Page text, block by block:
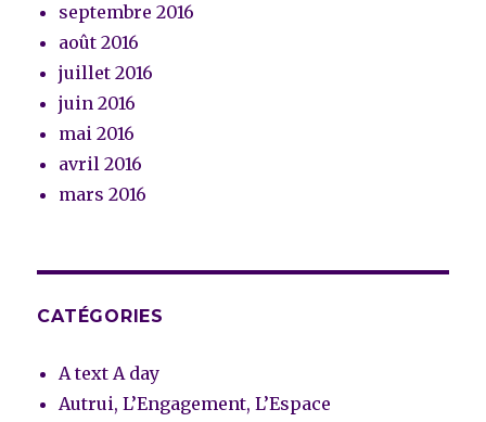
septembre 2016
août 2016
juillet 2016
juin 2016
mai 2016
avril 2016
mars 2016
CATÉGORIES
A text A day
Autrui, L’Engagement, L’Espace